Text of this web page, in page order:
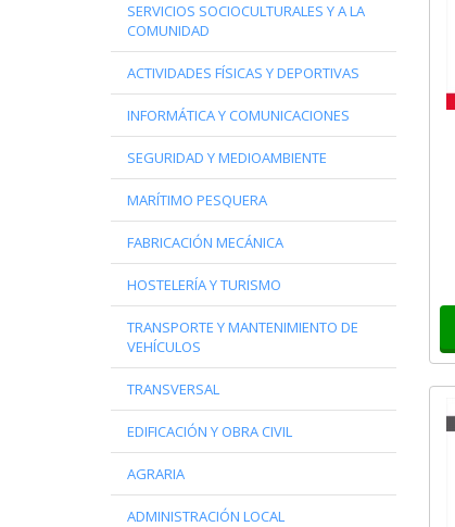
SERVICIOS SOCIOCULTURALES Y A LA
COMUNIDAD
ACTIVIDADES FÍSICAS Y DEPORTIVAS
INFORMÁTICA Y COMUNICACIONES
SEGURIDAD Y MEDIOAMBIENTE
MARÍTIMO PESQUERA
FABRICACIÓN MECÁNICA
HOSTELERÍA Y TURISMO
TRANSPORTE Y MANTENIMIENTO DE
VEHÍCULOS
TRANSVERSAL
EDIFICACIÓN Y OBRA CIVIL
AGRARIA
ADMINISTRACIÓN LOCAL